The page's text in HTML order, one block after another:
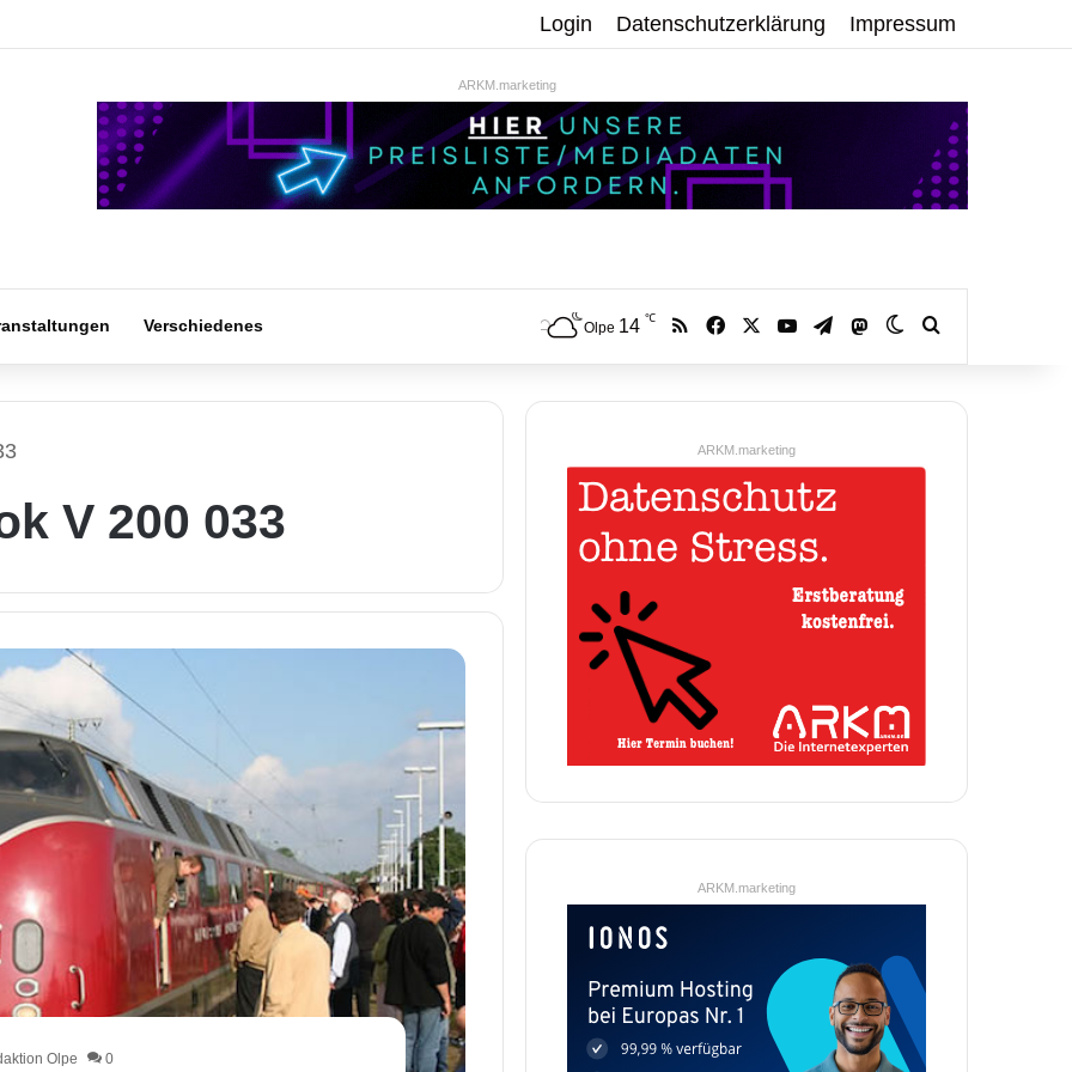
Login Datenschutzerklärung Impressum
ARKM.marketing
Verschiedenes Olpe 14 ℃ RSS Facebook YouTubeTelegramMastodonSkin umschalten
V 200 033
Olpe 0
ARKM.marketing
ARKM.marketing